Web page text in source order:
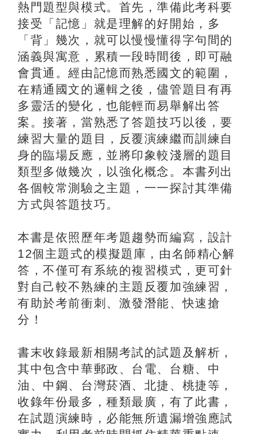
熱門題型與模式。首先，準備此考科要
接受「記憶」就是理解的好開始，多
「背」幾次，就可以慢慢懂得字句間的
涵義與寓意，累積一段時間後，即可融
會貫通。經由記憶而熟悉國文的範圍，
在精通國文的邏輯之後，儘管題目有再
多靈活的變化，也能輕而易舉解出答
案。接著，當熟悉了答題技巧以後，要
練習大量的題目，反覆演練繼而訓練自
身的臨場反應，並將印象較淺層的題目
類型多做幾次，以強化概念。本書列出
各個較常測驗之主題，一一探討其準備
方式與答題技巧。
本書是依照歷年考題趨勢而編寫，設計
12個主題式的模擬題庫，由名師精心解
答，不僅可有系統的複習模式，更可針
對自己較不熟練的主題反覆加強練習，
有助於考前衝刺、激發潛能、快速搶
分！
書末收錄最新相關考試的試題及解析，
其中包含中華郵政、台電、台糖、中
油、中鋼、台灣菸酒、北捷、桃捷等，
收錄年份最多，種類最廣，有了此書，
在試題演練時，必能無所遺漏增強應試